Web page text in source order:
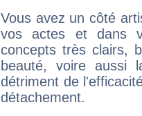
Vous avez un côté
vos actes et dans
concepts très clairs,
beauté, voire aussi
détriment de
détachement.